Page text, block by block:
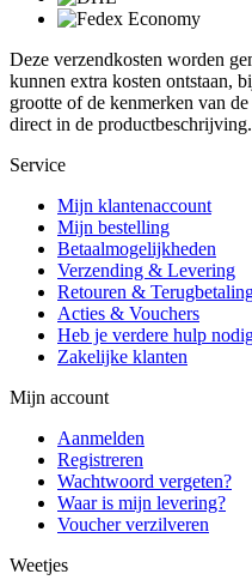
Deze verzendkosten worden
kunnen extra kosten ontstaan,
grootte of de kenmerken van
direct in de productbeschrijving.
Service
Mijn klantenaccount
Mijn bestelling
Betaalmogelijkheden
Verzending & Levering
Retouren &
Acties & Vouchers
Heb je verdere hulp
Zakelijke klanten
Mijn account
Aanmelden
Registreren
Wachtwoord vergeten?
Waar is mijn levering?
Voucher verzilveren
Weetjes